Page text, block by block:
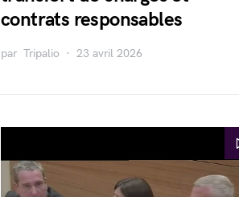
contrats responsables
par Tripalio 23 avril 2026